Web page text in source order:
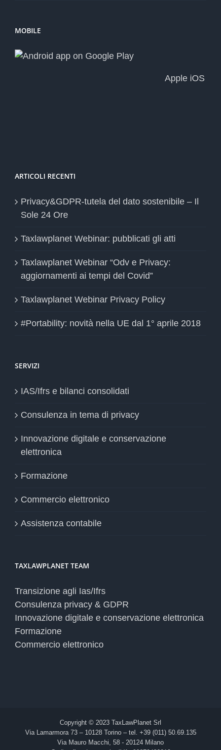
MOBILE
Apple iOS
ARTICOLI RECENTI
Privacy&GDPR-tutela del dato sostenibile – Il
Sole 24 Ore
Taxlawplanet Webinar: pubblicati gli atti
Taxlawplanet Webinar “Odv e Privacy:
aggiornamenti ai tempi del Covid”
Taxlawplanet Webinar Privacy Policy
#Portability: novità nella UE dal 1° aprile 2018
SERVIZI
IAS/Ifrs e bilanci consolidati
Consulenza in tema di privacy
Innovazione digitale e conservazione
elettronica
Formazione
Commercio elettronico
Assistenza contabile
TAXLAWPLANET TEAM
Transizione agli Ias/Ifrs
Consulenza privacy & GDPR
Innovazione digitale e conservazione elettronica
Formazione
Commercio elettronico
Copyright © 2023 TaxLawPlanet Srl
Via Lamarmora 73 – 10128 Torino – tel. +39 (011) 50.69.135
Via Mauro Macchi, 58 - 20124 Milano